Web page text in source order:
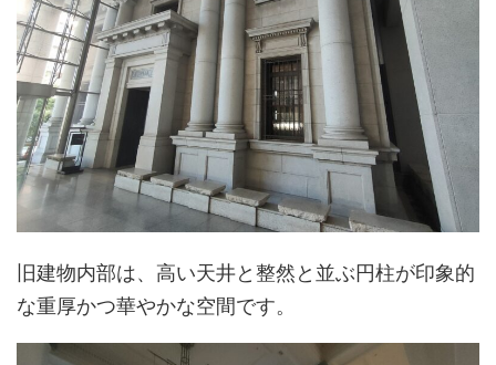
旧建物内部は、高い天井と整然と並ぶ円柱が印象的
な重厚かつ華やかな空間です。